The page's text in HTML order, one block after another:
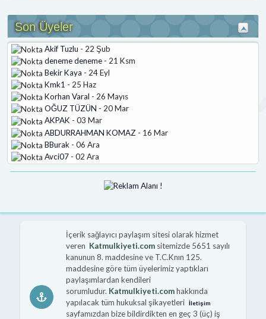
Son Üyeler
Akif Tuzlu - 22 Şub
deneme deneme - 21 Ksm
Bekir Kaya - 24 Eyl
Kmk1 - 25 Haz
Korhan Varal - 26 Mayıs
OĞUZ TÜZÜN - 20 Mar
AKPAK - 03 Mar
ABDURRAHMAN KOMAZ - 16 Mar
BBurak - 06 Ara
Avci07 - 02 Ara
İçerik sağlayıcı paylaşım sitesi olarak hizmet
veren Katmulkiyeti.comsitemizde 5651 sayılı
kanunun 8. maddesine ve T.C.Knın 125.
maddesine göre tüm üyelerimiz yaptıkları
paylaşımlardan kendileri
sorumludur. Katmulkiyeti.comhakkında
yapılacak tüm hukuksal şikayetleri İletişim
sayfamızdan bize bildirdikten en geç 3 (üç) iş